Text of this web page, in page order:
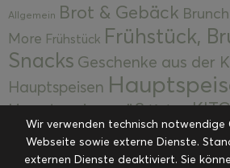
Allgemein Brot & Gebäck
More Frühstück Frühstück,
Snacks Geschenke aus der
Hauptspeisen
Hauptspeisen süßKekse
Kuchen, Torten &
Desserts Kulinarik Kulinarische
Wir verwenden technisch notwendige
Webseite sowie externe Dienste.
externen Dienste deaktiviert. Sie